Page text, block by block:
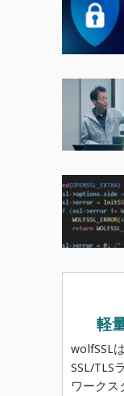
軽
wolfSSL
SSL/TLS
ワークス